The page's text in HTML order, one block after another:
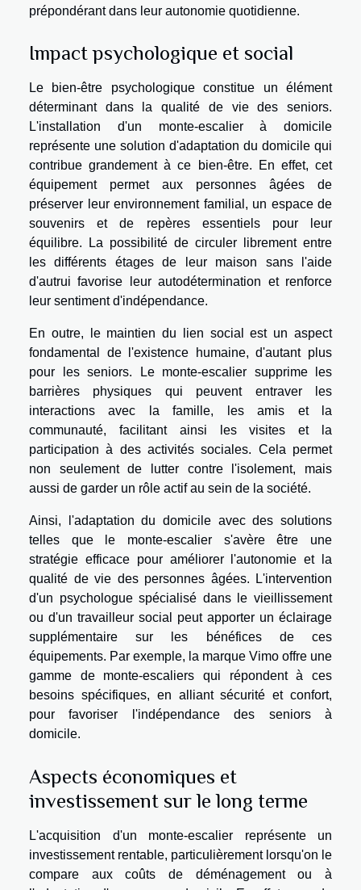
prépondérant dans leur autonomie quotidienne.
Impact psychologique et social
Le bien-être psychologique constitue un élément
déterminant dans la qualité de vie des seniors.
L'installation d'un monte-escalier à domicile
représente une solution d'adaptation du domicile qui
contribue grandement à ce bien-être. En effet, cet
équipement permet aux personnes âgées de
préserver leur environnement familial, un espace de
souvenirs et de repères essentiels pour leur
équilibre. La possibilité de circuler librement entre
les différents étages de leur maison sans l'aide
d'autrui favorise leur autodétermination et renforce
leur sentiment d'indépendance.
En outre, le maintien du lien social est un aspect
fondamental de l'existence humaine, d'autant plus
pour les seniors. Le monte-escalier supprime les
barrières physiques qui peuvent entraver les
interactions avec la famille, les amis et la
communauté, facilitant ainsi les visites et la
participation à des activités sociales. Cela permet
non seulement de lutter contre l'isolement, mais
aussi de garder un rôle actif au sein de la société.
Ainsi, l'adaptation du domicile avec des solutions
telles que le monte-escalier s'avère être une
stratégie efficace pour améliorer l'autonomie et la
qualité de vie des personnes âgées. L'intervention
d'un psychologue spécialisé dans le vieillissement
ou d'un travailleur social peut apporter un éclairage
supplémentaire sur les bénéfices de ces
équipements. Par exemple, la marque Vimo offre une
gamme de monte-escaliers qui répondent à ces
besoins spécifiques, en alliant sécurité et confort,
pour favoriser l'indépendance des seniors à
domicile.
Aspects économiques et
investissement sur le long terme
L'acquisition d'un monte-escalier représente un
investissement rentable, particulièrement lorsqu'on le
compare aux coûts de déménagement ou à